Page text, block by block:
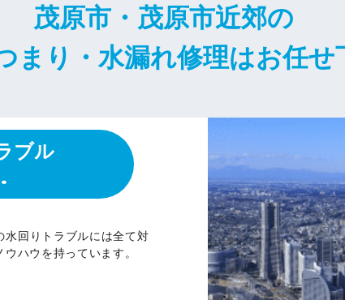
茂原市・茂原市近郊の
まり・水漏れ修理はお任せ
ブル
水回りトラブルには全て対
ハウを持っています。